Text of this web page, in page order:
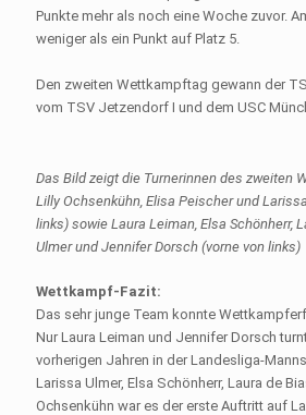
Punkte mehr als noch eine Woche zuvor.
weniger als ein Punkt auf Platz 5.
Den zweiten Wettkampftag gewann der
vom TSV Jetzendorf I und dem USC
Das Bild zeigt die Turnerinnen des zweiten
Lilly Ochsenkühn, Elisa Peischer und
links) sowie Laura Leiman, Elsa Schönherr,
Ulmer und Jennifer Dorsch (vorne von links)
Wettkampf-Fazit:
Das sehr junge Team konnte
Nur Laura Leiman und Jennifer Dorsch
vorherigen Jahren in der Landesliga-
Larissa Ulmer, Elsa Schönherr, Laura de
Ochsenkühn war es der erste Auftritt auf